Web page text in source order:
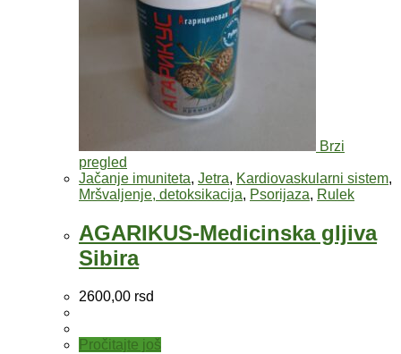
Brzi
pregled
Jačanje imuniteta, Jetra, Kardiovaskularni sistem,
Mršvaljenje, detoksikacija, Psorijaza, Rulek
AGARIKUS-Medicinska gljiva
Sibira
2600,00 rsd
Pročitajte još